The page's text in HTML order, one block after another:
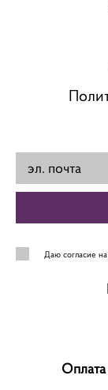
Даю согласие